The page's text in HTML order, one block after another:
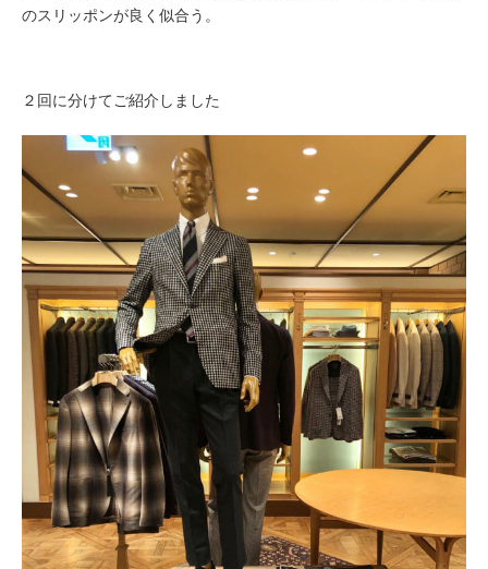
のスリッポンが良く似合う。
２回に分けてご紹介しました